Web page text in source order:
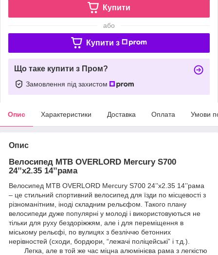
Купити
або
Купити з
Що таке купити з Пром?
Замовлення під захистом
Опис Характеристики Доставка Оплата Умови
Опис
Велосипед MTB OVERLORD Mercury S700
24’’х2.35 14’’рама
Велосипед MTB OVERLORD Mercury S700 24’’х2.35 14’’рама
– це стильний спортивний велосипед для їзди по місцевості з
різноманітним, іноді складним рельєфом. Такого плану
велосипеди дуже популярні у молоді і використовуються не
тільки для руху бездоріжжям, але і для переміщення в
міському рельєфі, по вулицях з безліччю бетонних
нерівностей (сходи, бордюри, “лежачі поліцейські” і т.д.).
Легка, але в той же час міцна алюмінієва рама з легкістю